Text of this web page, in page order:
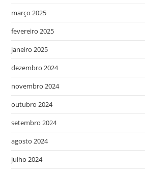
março 2025
fevereiro 2025
janeiro 2025
dezembro 2024
novembro 2024
outubro 2024
setembro 2024
agosto 2024
julho 2024